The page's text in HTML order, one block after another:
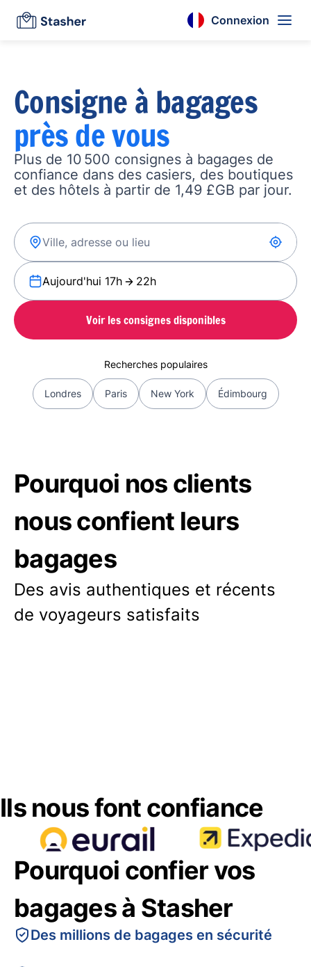
Connexion
Consigne à bagages
près de vous
Plus de 10 500 consignes à bagages de
confiance dans des casiers, des boutiques
et des hôtels à partir de 1,49 £GB par jour.
Aujourd'hui 17h 22h
Voir les consignes disponibles
Recherches populaires
Londres Paris New York Édimbourg
Pourquoi nos clients
nous confient leurs
bagages
Des avis authentiques et récents
de voyageurs satisfaits
Ils nous font confiance
Pourquoi confier vos
bagages à Stasher
Des millions de bagages en sécurité